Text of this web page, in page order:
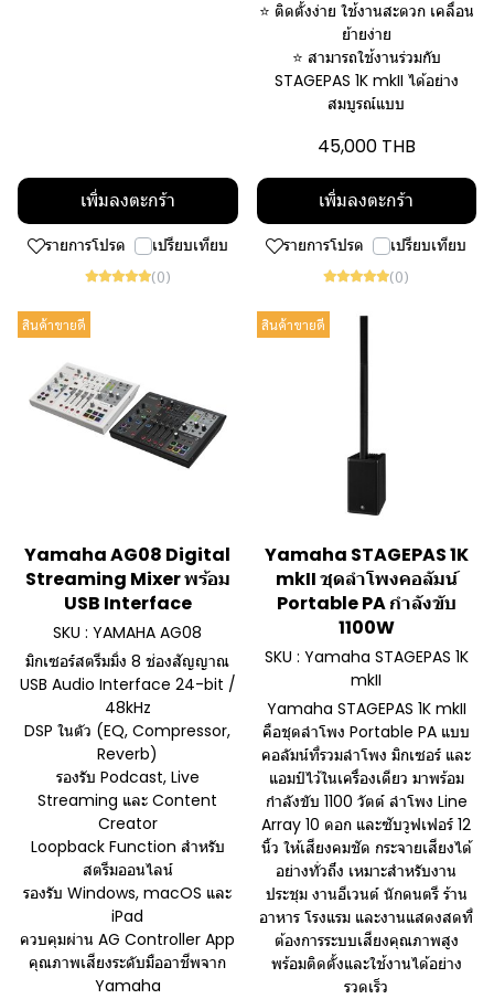
เพิ่มลงตะกร้า
รายการโปรด เปรียบเทียบ
(0)
⭐ ติดตั้งง่าย ใช้งานสะดวก เคลื่อน
ย้ายง่าย
⭐ สามารถใช้งานร่วมกับ
STAGEPAS 1K mkII ได้อย่าง
สมบูรณ์แบบ
45,000 THB
เพิ่มลงตะกร้า
รายการโปรด เปรียบเทียบ
(0)
สินค้าขายดี
Yamaha AG08 Digital
Streaming Mixer พร้อม
USB Interface
SKU : YAMAHA AG08
มิกเซอร์สตรีมมิ่ง 8 ช่องสัญญาณ
USB Audio Interface 24-bit /
48kHz
DSP ในตัว (EQ, Compressor,
Reverb)
รองรับ Podcast, Live
Streaming และ Content
Creator
Loopback Function สำหรับ
สตรีมออนไลน์
รองรับ Windows, macOS และ
iPad
ควบคุมผ่าน AG Controller App
คุณภาพเสียงระดับมืออาชีพจาก
Yamaha
สินค้าขายดี
Yamaha STAGEPAS 1K
mkII ชุดลำโพงคอลัมน์
Portable PA กำลังขับ
1100W
SKU : Yamaha STAGEPAS 1K
mkII
Yamaha STAGEPAS 1K mkII
คือชุดลำโพง Portable PA แบบ
คอลัมน์ที่รวมลำโพง มิกเซอร์ และ
แอมป์ไว้ในเครื่องเดียว มาพร้อม
กำลังขับ 1100 วัตต์ ลำโพง Line
Array 10 ดอก และซับวูฟเฟอร์ 12
นิ้ว ให้เสียงคมชัด กระจายเสียงได้
อย่างทั่วถึง เหมาะสำหรับงาน
ประชุม งานอีเวนต์ นักดนตรี ร้าน
อาหาร โรงแรม และงานแสดงสดที่
ต้องการระบบเสียงคุณภาพสูง
พร้อมติดตั้งและใช้งานได้อย่าง
รวดเร็ว